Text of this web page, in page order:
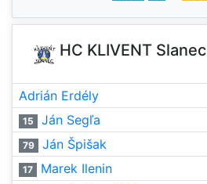
HC KLIVENT Slanec
Adrián Erdély
15 Ján Segľa
79 Ján Špišak
17 Marek Ilenin